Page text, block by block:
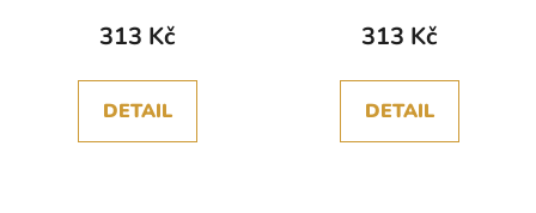
313 Kč
DETAIL
313 Kč
DETAIL